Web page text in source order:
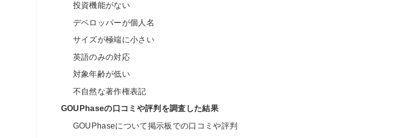
投資機能がない
デベロッパーが個人名
サイズが極端に小さい
英語のみの対応
対象年齢が低い
不自然な著作権表記
GOUPhaseの口コミや評判を調査した結果
GOUPhaseについて掲示板での口コミや評判